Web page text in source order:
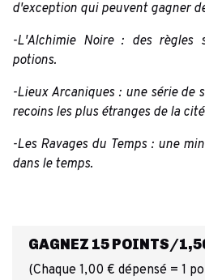
d'exception qui peuvent gagner
-L'Alchimie Noire : des règles
potions.
-Lieux Arcaniques : une série de
recoins les plus étranges de la
-Les Ravages du Temps : une
dans le temps.
GAGNEZ 15 POINTS/
(Chaque 1,00 € dépensé = 1